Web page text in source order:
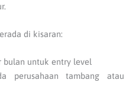
di kisaran:
bulan untuk entry level
perusahaan tambang atau